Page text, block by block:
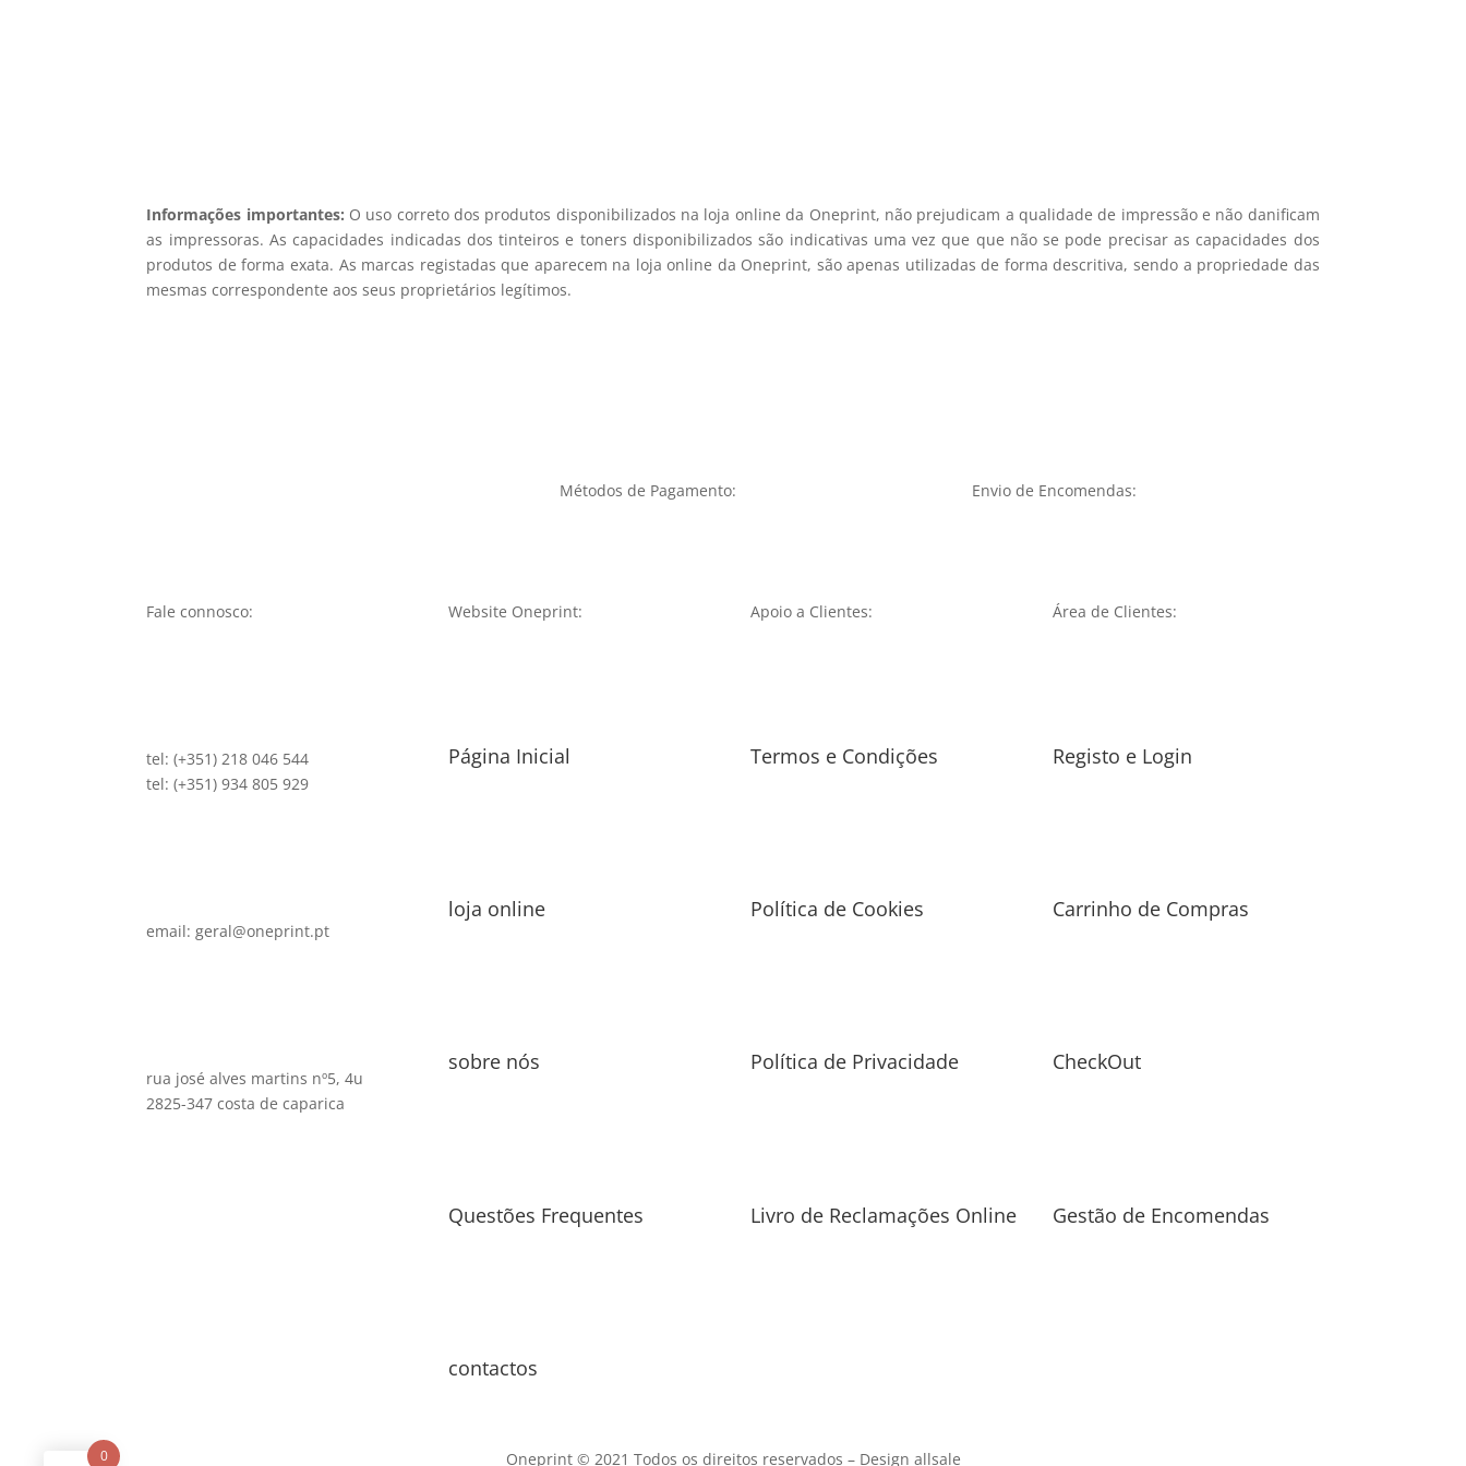
Informações importantes: O uso correto dos produtos disponibilizados na loja online da Oneprint, não prejudicam a qualidade de impressão e não danificam
as impressoras. As capacidades indicadas dos tinteiros e toners disponibilizados são indicativas uma vez que que não se pode precisar as capacidades dos
produtos de forma exata. As marcas registadas que aparecem na loja online da Oneprint, são apenas utilizadas de forma descritiva, sendo a propriedade das
mesmas correspondente aos seus proprietários legítimos.
Métodos de Pagamento: Envio de Encomendas:
Fale connosco:
tel: (+351) 218 046 544
tel: (+351) 934 805 929
email: geral@oneprint.pt
rua josé alves martins nº5, 4u
2825-347 costa de caparica
Website Oneprint:
Página Inicial
loja online
sobre nós
Questões Frequentes
contactos
Apoio a Clientes:
Termos e Condições
Política de Cookies
Política de Privacidade
Livro de Reclamações Online
Área de Clientes:
Registo e Login
Carrinho de Compras
CheckOut
Gestão de Encomendas
Oneprint © 2021 Todos os direitos reservados – Design allsale
0